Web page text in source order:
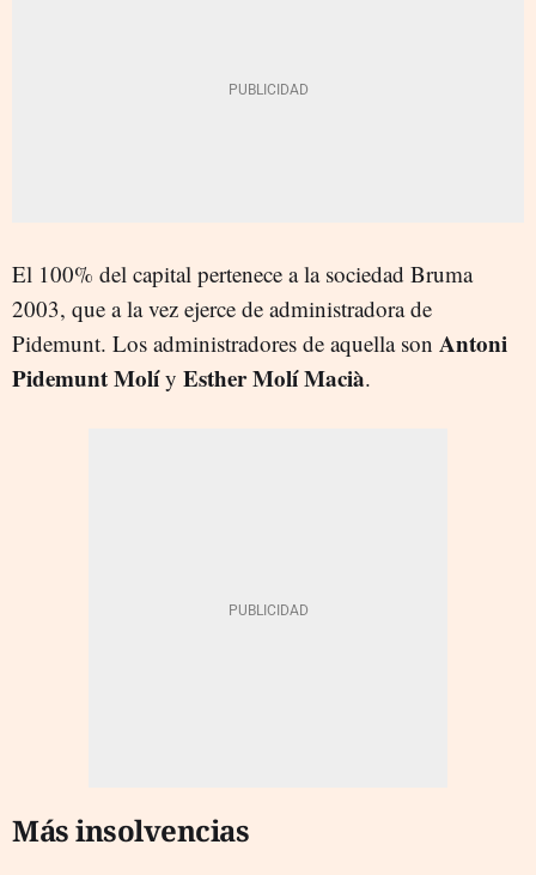
El 100% del capital pertenece a la sociedad Bruma
2003, que a la vez ejerce de administradora de
Pidemunt. Los administradores de aquella son Antoni
PidemuntMolíy Esther Molí Macià.
Más insolvencias